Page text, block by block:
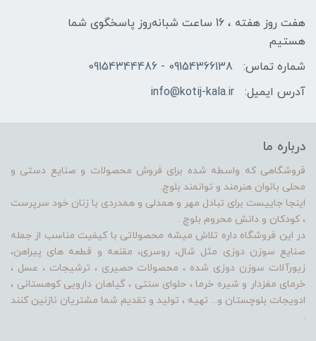
هفت روز هفته ، 16 ساعت شبانه‌روز پاسخگوی شما
هستیم
شماره تماس:
09154366138 - 09154344486
آدرس ایمیل:
info@kotij-kala.ir
درباره ما
فروشگاهی که واسطه شده برای فروش محصولات و صنایع دستی و
محلی بانوان هنرمند و توانمند بلوچ.
اینجا جاییست برای تبادل مهر و همدلی و همدردی با زنان خود سرپرست
، کودکان و دانش محروم بلوچ .
در این فروشگاه داره تلاش میشه محصولاتی با کیفیت مناسب از جمله
صنایع سوزن دوزی مثل شال، روسری، مقنعه و قطعه های پیراهن،
زیورآلات سوزن دوزی شده ، محصولات حصیری ، ترشیجات ، عسل ،
خرمای مغزدار و شیره خرما ، حلوای سنتی ، گیاهان دارویی کوهستانی ،
ادویجات بلوچستان و... تهیه ، تولید و تقدیم شما مشتریان نازنین کنند
.